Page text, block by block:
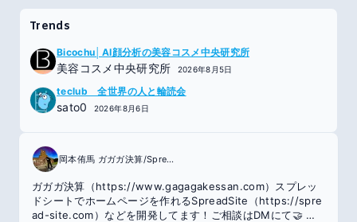
Trends
Bicochu│AI顔分析の美容コスメ中央研究所
美容コスメ中央研究所 2026年8月5日
teclub 全世界の人と輪読会
sato0 2026年8月6日
岡本侑馬 ガガガ決算/SpreadSite
ガガガ決算（https://www.gagagakessan.com）スプレッ
ドシートでホームページを作れるSpreadSite（https://spre
ad-site.com）などを開発してます！ご相談はDMにて🤝 東